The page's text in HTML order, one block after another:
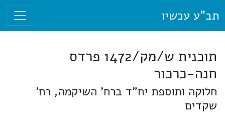
תב"ע עכשיו
תוכנית ש/מק/1472 פרדס
חנה-כרכור
חלוקה ותוספת יח"ד ברח' השיקמה, רח'
שקדים